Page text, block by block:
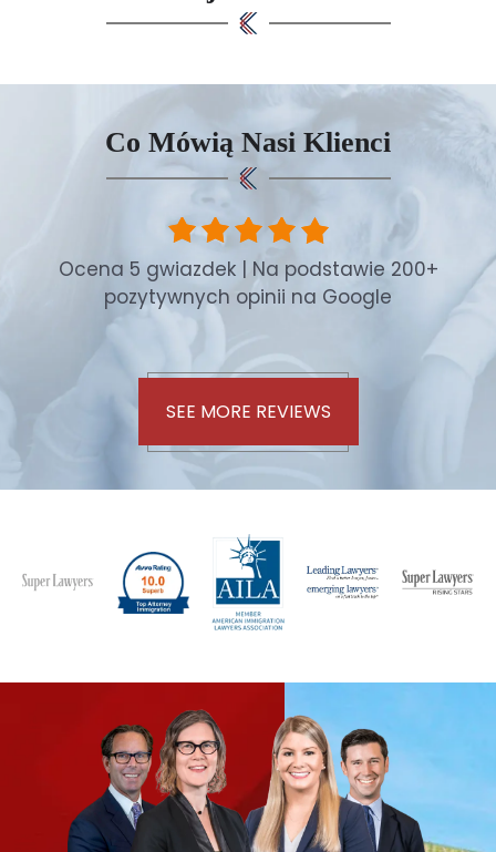
Co Mówią Nasi Klienci
Ocena 5 gwiazdek | Na podstawie 200+
pozytywnych opinii na Google
SEE MORE REVIEWS